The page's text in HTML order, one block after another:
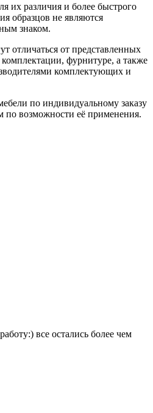
их различия и более быстрого
образцов не являются
знаком.
отличаться от представленных
комплектации, фурнитуре, а также
комплектующих и
по индивидуальному заказу
по возможности её применения.
все остались более чем